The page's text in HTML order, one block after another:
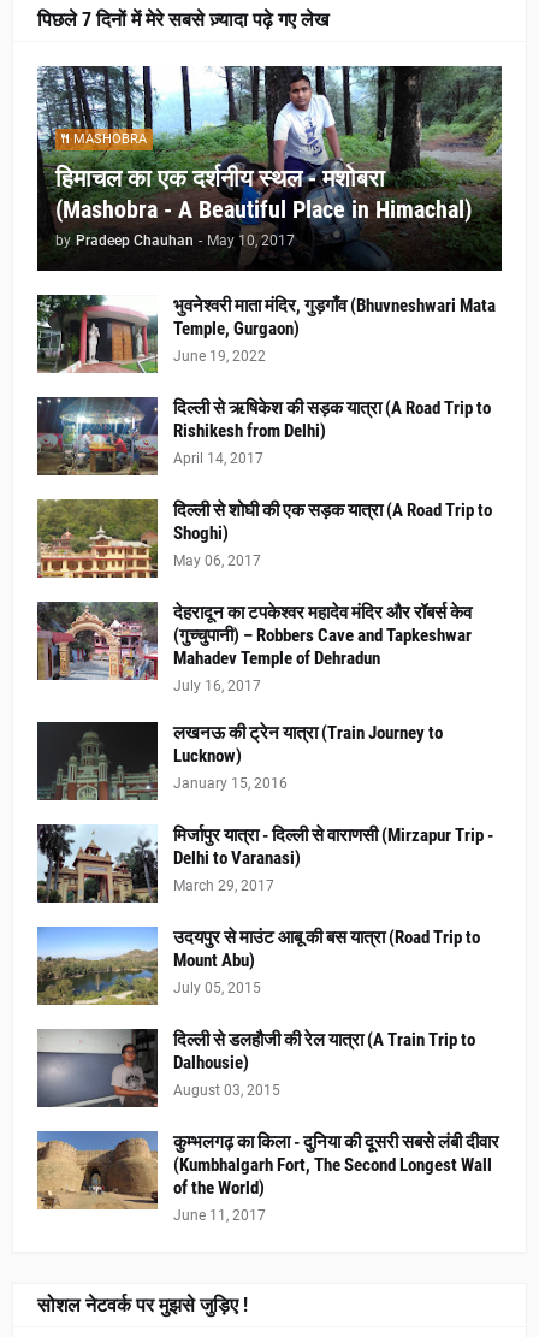
पिछले 7 दिनों में मेरे सबसे ज़्यादा पढ़े गए लेख
MASHOBRA
हिमाचल का एक दर्शनीय स्थल - मशोबरा
(Mashobra - A Beautiful Place in Himachal)
by Pradeep Chauhan - May 10, 2017
भुवनेश्वरी माता मंदिर, गुड़गाँव (Bhuvneshwari Mata
Temple, Gurgaon)
June 19, 2022
दिल्ली से ऋषिकेश की सड़क यात्रा (A Road Trip to
Rishikesh from Delhi)
April 14, 2017
दिल्ली से शोघी की एक सड़क यात्रा (A Road Trip to
Shoghi)
May 06, 2017
देहरादून का टपकेश्वर महादेव मंदिर और रॉबर्स केव
(गुच्चुपानी) – Robbers Cave and Tapkeshwar
Mahadev Temple of Dehradun
July 16, 2017
लखनऊ की ट्रेन यात्रा (Train Journey to
Lucknow)
January 15, 2016
मिर्जापुर यात्रा - दिल्ली से वाराणसी (Mirzapur Trip -
Delhi to Varanasi)
March 29, 2017
उदयपुर से माउंट आबू की बस यात्रा (Road Trip to
Mount Abu)
July 05, 2015
दिल्ली से डलहौजी की रेल यात्रा (A Train Trip to
Dalhousie)
August 03, 2015
कुम्भलगढ़ का किला - दुनिया की दूसरी सबसे लंबी दीवार
(Kumbhalgarh Fort, The Second Longest Wall
of the World)
June 11, 2017
सोशल नेटवर्क पर मुझसे जुड़िए !